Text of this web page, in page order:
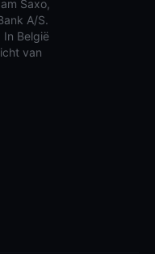
Saxo,
A/S.
In België
van